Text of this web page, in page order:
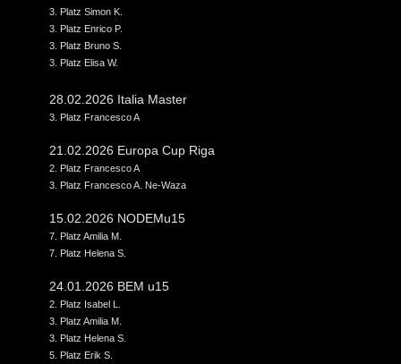
3. Platz Simon K.
3. Platz Enrico P.
3. Platz Bruno S.
3. Platz Elisa W.
28.02.2026 Italia Master
3. Platz Francesco A
21.02.2026 Europa Cup Riga
2. Platz Francesco A
3. Platz Francesco A. Ne-Waza
15.02.2026 NODEMu15
7. Platz Amilia M.
7. Platz Helena S.
24.01.2026 BEM u15
2. Platz Isabel L.
3. Platz Amilia M.
3. Platz Helena S.
5. Platz Erik S.